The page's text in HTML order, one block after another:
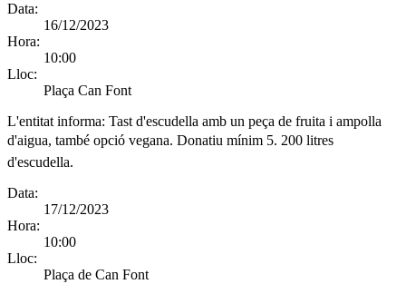
Data:
16/12/2023
Hora:
10:00
Lloc:
Plaça Can Font
L'entitat informa: Tast d'escudella amb un peça de fruita i ampolla
d'aigua, també opció vegana. Donatiu mínim 5. 200 litres
d'escudella.
Data:
17/12/2023
Hora:
10:00
Lloc:
Plaça de Can Font